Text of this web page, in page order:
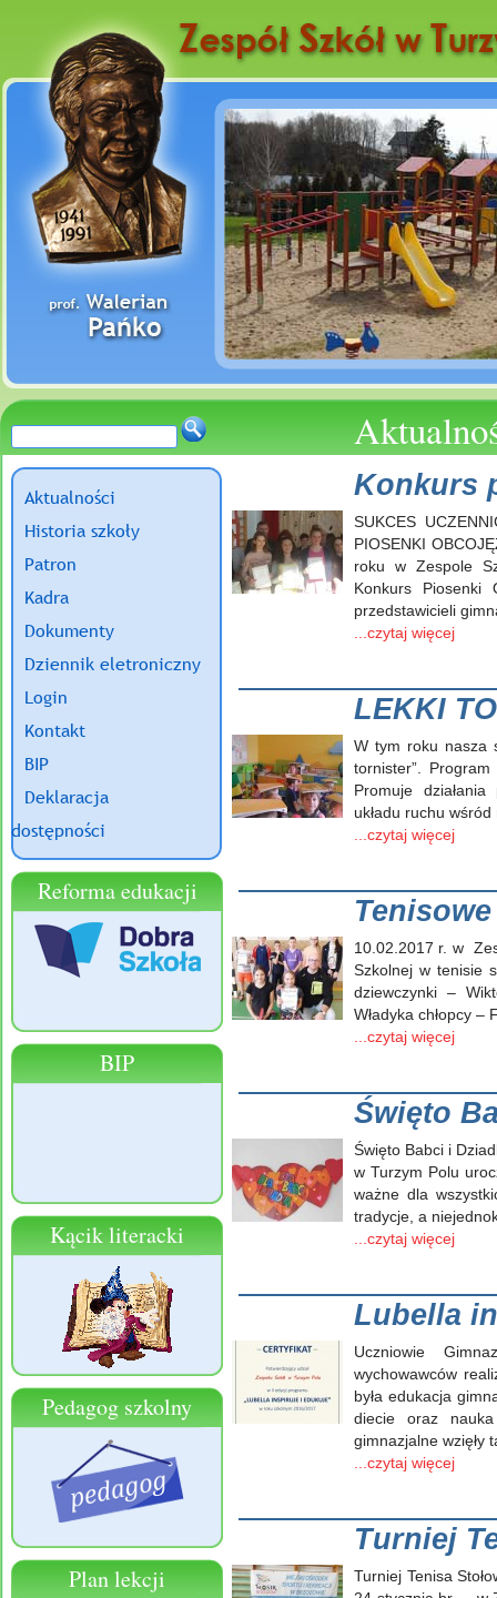
Aktualności
Historia szkoły
Patron
Kadra
Dokumenty
Dziennik eletroniczny
Login
Kontakt
BIP
Deklaracja
dostępności
Reforma edukacji
BIP
Kącik literacki
Pedagog szkolny
Plan lekcji
Konkurs
SUKCES
PIOSENKI
roku w Zespole
Konkurs Piosenki
przedstawicieli
...czytaj więcej
LEKKI
W tym roku nasza
tornister”.
Promuje
układu ruchu
...czytaj więcej
10.02.2017 r. w
Szkolnej w tenisie
dziewczynki –
Władyka chłopcy –
...czytaj więcej
Święto
Święto Babci i
w Turzym Polu
ważne dla
tradycje, a
...czytaj więcej
Lubella
Uczniowie
wychowawców
była edukacja
diecie oraz nauka
gimnazjalne wzięły
...czytaj więcej
Turniej
Turniej Tenisa